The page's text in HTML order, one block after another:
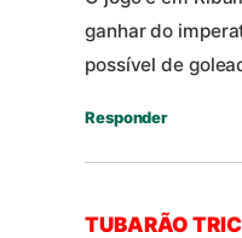
ganhar do
possível de
Responder
TUBARÃO